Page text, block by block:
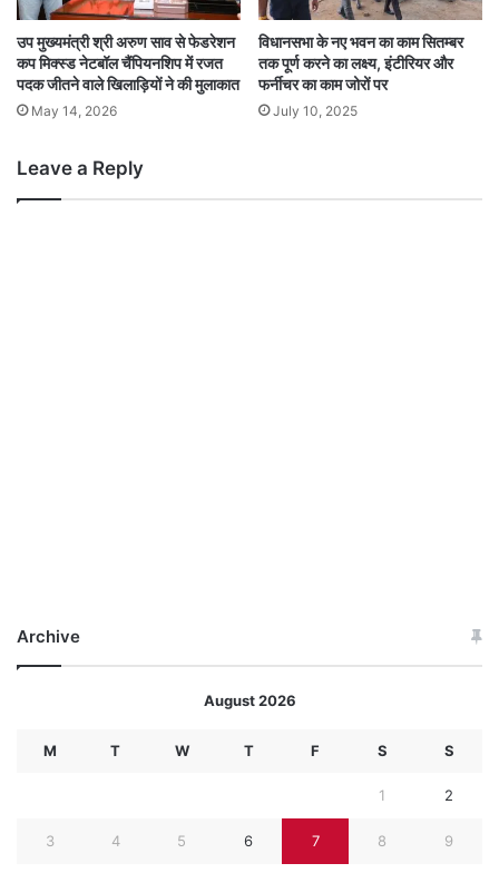
उप मुख्यमंत्री श्री अरुण साव से फेडरेशन
कप मिक्स्ड नेटबॉल चैंपियनशिप में रजत
पदक जीतने वाले खिलाड़ियों ने की मुलाकात
May 14, 2026
विधानसभा के नए भवन का काम सितम्बर
तक पूर्ण करने का लक्ष्य, इंटीरियर और
फर्नीचर का काम जोरों पर
July 10, 2025
Leave a Reply
Archive
August 2026
M T W T F S S
1 2
3 4 5 6 7 8 9